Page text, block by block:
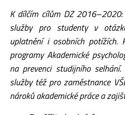
K dílčím cílům DZ
služby pro studenty v
uplatnění i osobních potížích.
programy Akademické
na prevenci studijního
služby též pro zaměstnance
nároků akademické práce a